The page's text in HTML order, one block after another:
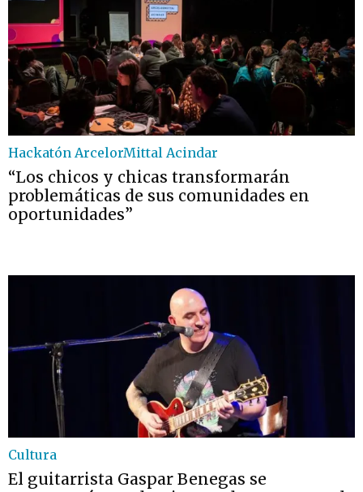
Hackatón ArcelorMittal Acindar
“Los chicos y chicas transformarán
problemáticas de sus comunidades en
oportunidades”
Cultura
El guitarrista Gaspar Benegas se